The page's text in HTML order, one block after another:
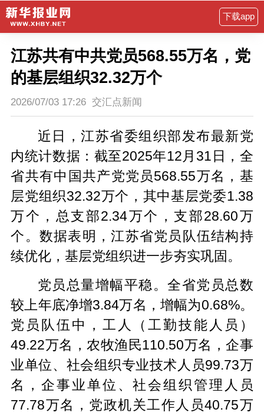
下载app
江苏共有中共党员568.55万名，党
的基层组织32.32万个
2026/07/03 17:26 交汇点新闻
近日，江苏省委组织部发布最新党
内统计数据：截至2025年12月31日，全
省共有中国共产党党员568.55万名，基
层党组织32.32万个，其中基层党委1.38
万个，总支部2.34万个，支部28.60万
个。数据表明，江苏省党员队伍结构持
续优化，基层党组织进一步夯实巩固。
党员总量增幅平稳。全省党员总数
较上年底净增3.84万名，增幅为0.68%。
党员队伍中，工人（工勤技能人员）
49.22万名，农牧渔民110.50万名，企事
业单位、社会组织专业技术人员99.73万
名，企事业单位、社会组织管理人员
77.78万名，党政机关工作人员40.75万